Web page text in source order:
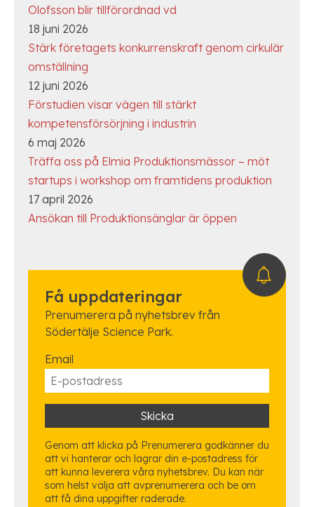
Olofsson blir tillförordnad vd
18 juni 2026
Stärk företagets konkurrenskraft genom cirkulär
omställning
12 juni 2026
Förstudien visar vägen till stärkt
kompetensförsörjning i industrin
6 maj 2026
Träffa oss på Elmia Produktionsmässor – möt
startups i workshop om framtidens produktion
17 april 2026
Ansökan till Produktionsänglar är öppen
Få uppdateringar
Prenumerera på nyhetsbrev från
Södertälje Science Park.
Email
Genom att klicka på Prenumerera godkänner du
att vi hanterar och lagrar din e-postadress för
att kunna leverera våra nyhetsbrev. Du kan när
som helst välja att avprenumerera och be om
att få dina uppgifter raderade.